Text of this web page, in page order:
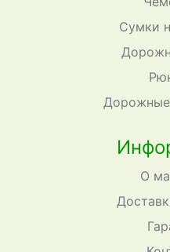
Сумки
Дорожные
О